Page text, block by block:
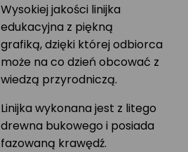
Wysokiej jakości linijka
edukacyjna z piękną
grafiką, dzięki której odbiorca
może na co dzień obcować z
wiedzą przyrodniczą.
Linijka wykonana jest z litego
drewna bukowego i posiada
fazowaną krawędź.